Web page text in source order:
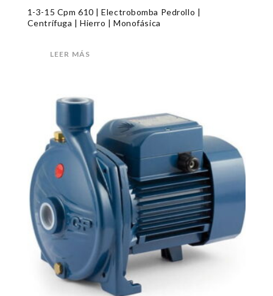
1-3-15 Cpm 610 | Electrobomba Pedrollo |
Centrífuga | Hierro | Monofásica
LEER MÁS